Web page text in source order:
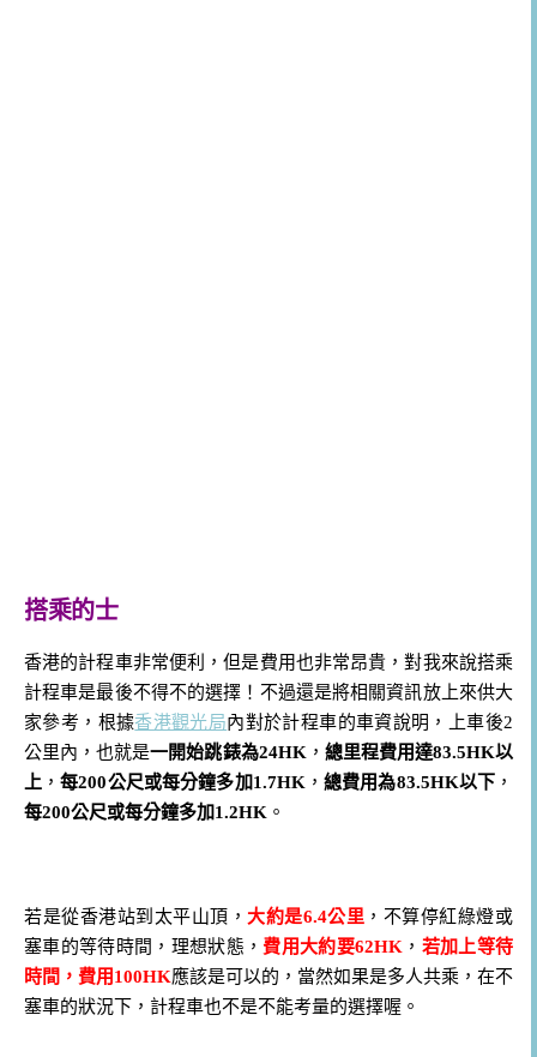
搭乘的士
香港的計程車非常便利，但是費用也非常昂貴，對我來說搭乘
計程車是最後不得不的選擇！不過還是將相關資訊放上來供大
家參考，根據香港觀光局內對於計程車的車資說明，上車後2
公里內，也就是一開始跳錶為24HK ， 總里程費用達83.5HK以
上 ，每200公尺或每分鐘多加1.7HK ，總費用為83.5HK以下 ，
每200公尺或每分鐘多加1.2HK 。
若是從香港站到太平山頂， 大約是6.4公里 ，不算停紅綠燈或
塞車的等待時間，理想狀態，費用大約要62HK ， 若加上等待
時間，費用100HK應該是可以的，當然如果是多人共乘，在不
塞車的狀況下，計程車也不是不能考量的選擇喔。